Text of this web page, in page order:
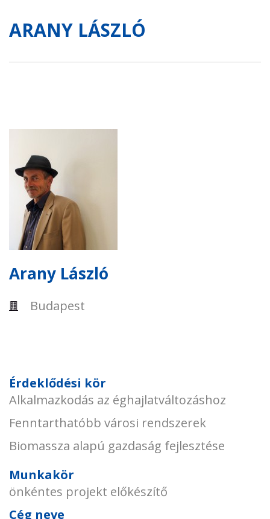
ARANY LÁSZLÓ
Arany László
Budapest
Érdeklődési kör
Alkalmazkodás az éghajlatváltozáshoz
Fenntarthatóbb városi rendszerek
Biomassza alapú gazdaság fejlesztése
Munkakör
önkéntes projekt előkészítő
Cég neve